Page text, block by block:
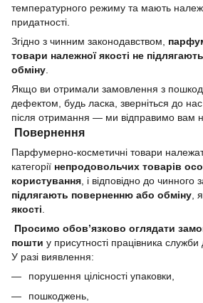
температурного режиму та мають
придатності.
Згідно з чинним законодавством,
товари належної якості не
обміну
Якщо ви отримали замовлення з
дефектом, будь ласка, зверніться до
після отримання — ми відправимо вам
Повернення
Парфумерно-косметичні товари
категорії непродовольчих товарів
користування , і відповідно до чинного
підлягають поверненню або обміну ,
якості
Просимо обов’язково оглядати
пошти у присутності працівника служби
У разі виявлення:
порушення цілісності упаковки,
пошкоджень,